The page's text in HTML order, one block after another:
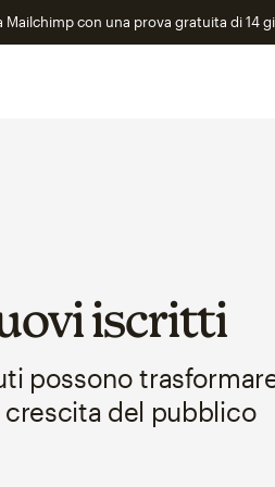
Mailchimp con una prova gratuita di 14
iscritti
possono
del pubblico